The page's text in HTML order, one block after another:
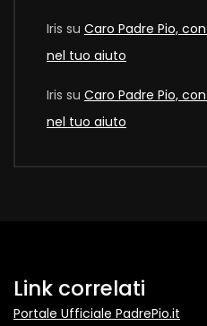
Iris su Caro Padre Pio,
nel tuo aiuto
Iris su Caro Padre Pio,
nel tuo aiuto
Link correlati
Portale Ufficiale PadrePio.it